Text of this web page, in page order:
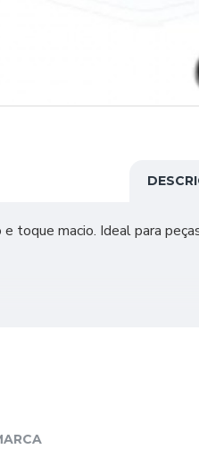
toque macio. Ideal para